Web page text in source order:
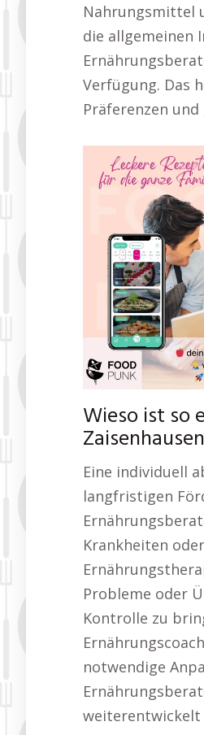
Nahrungsmittel
die allgemeinen
Verfügung. Das
Präferenzen
Wieso ist so
Eine individuell
langfristigen
Krankheiten
Probleme oder
Kontrolle zu
notwendige
weiterentwickelt